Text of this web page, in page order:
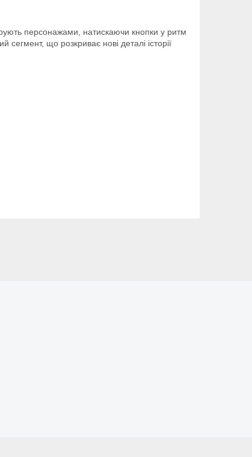
персонажами, натискаючи кнопки у ритм
що розкриває нові деталі історії